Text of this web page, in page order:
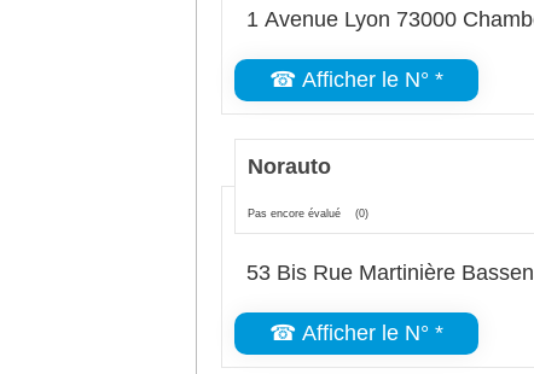
1 Avenue Lyon 73000
☎ Afficher le N° *
Norauto
Pas encore évalué (0)
53 Bis Rue Martinière
☎ Afficher le N° *